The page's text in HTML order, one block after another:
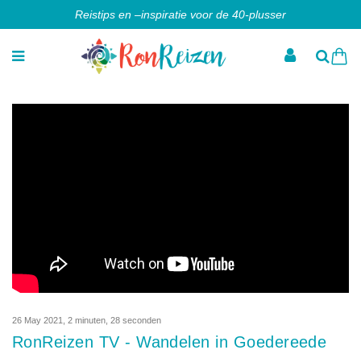
Reistips en –inspiratie voor de 40-plusser
26 May 2021 2 minuten, 28 seconden
RonReizen TV - Wandelen in Goedereede